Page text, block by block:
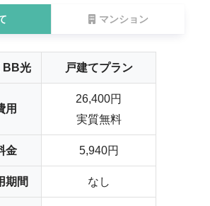
マンション
BB光 戸建てプラン
用
26,400円
実質無料
金 5,940円
期間 なし